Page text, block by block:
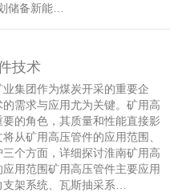
储备新能…
技术
集团作为煤炭开采的重要企
需求与应用尤为关键。矿用高
的角色，其质量和性能直接影
从矿用高压管件的应用范围、
个方面，详细探讨淮南矿用高
用范围矿用高压管件主要应用
架系统、瓦斯抽采系…